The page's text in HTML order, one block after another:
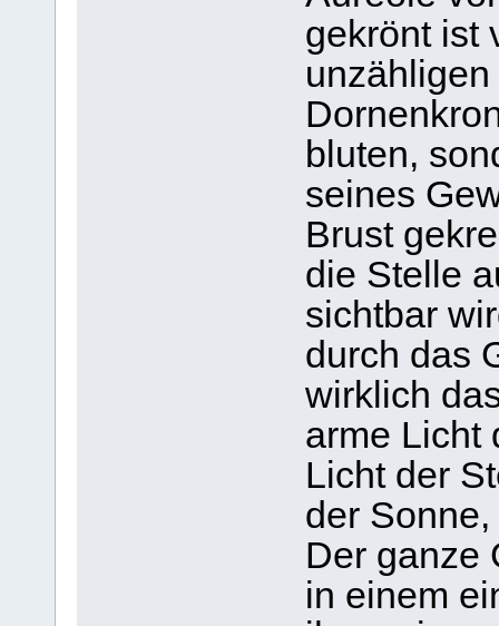
gekrönt ist
bluten,
seines
Brust
die Stelle
sichtbar
durch das
wirklich
arme Licht
Licht der
der
Der ganze
in einem